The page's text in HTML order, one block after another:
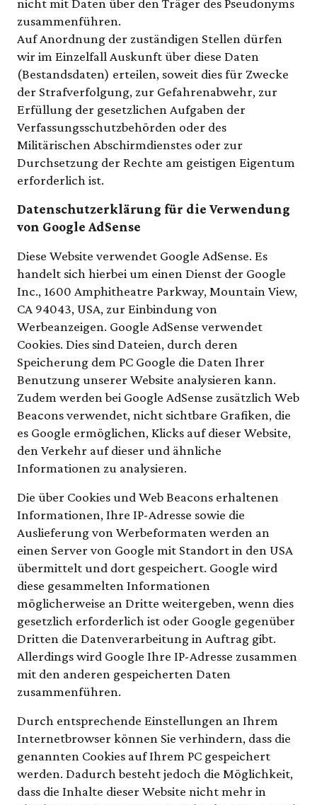
nicht mit Daten über den Träger des Pseudonyms
zusammenführen.
Auf Anordnung der zuständigen Stellen dürfen
wir im Einzelfall Auskunft über diese Daten
(Bestandsdaten) erteilen, soweit dies für Zwecke
der Strafverfolgung, zur Gefahrenabwehr, zur
Erfüllung der gesetzlichen Aufgaben der
Verfassungsschutzbehörden oder des
Militärischen Abschirmdienstes oder zur
Durchsetzung der Rechte am geistigen Eigentum
erforderlich ist.
Datenschutzerklärung für die Verwendung
von Google AdSense
Diese Website verwendet Google AdSense. Es
handelt sich hierbei um einen Dienst der Google
Inc., 1600 Amphitheatre Parkway, Mountain View,
CA 94043, USA, zur Einbindung von
Werbeanzeigen. Google AdSense verwendet
Cookies. Dies sind Dateien, durch deren
Speicherung dem PC Google die Daten Ihrer
Benutzung unserer Website analysieren kann.
Zudem werden bei Google AdSense zusätzlich Web
Beacons verwendet, nicht sichtbare Grafiken, die
es Google ermöglichen, Klicks auf dieser Website,
den Verkehr auf dieser und ähnliche
Informationen zu analysieren.
Die über Cookies und Web Beacons erhaltenen
Informationen, Ihre IP-Adresse sowie die
Auslieferung von Werbeformaten werden an
einen Server von Google mit Standort in den USA
übermittelt und dort gespeichert. Google wird
diese gesammelten Informationen
möglicherweise an Dritte weitergeben, wenn dies
gesetzlich erforderlich ist oder Google gegenüber
Dritten die Datenverarbeitung in Auftrag gibt.
Allerdings wird Google Ihre IP-Adresse zusammen
mit den anderen gespeicherten Daten
zusammenführen.
Durch entsprechende Einstellungen an Ihrem
Internetbrowser können Sie verhindern, dass die
genannten Cookies auf Ihrem PC gespeichert
werden. Dadurch besteht jedoch die Möglichkeit,
dass die Inhalte dieser Website nicht mehr in